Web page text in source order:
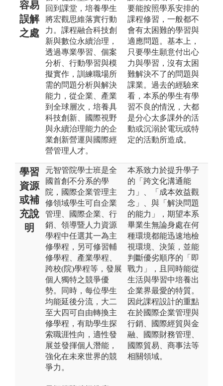
容易
誤解
之處
回到課堂，培養學生
將宏觀思維落實行動
力。課程融合科技創
新與數位永續治理，
透過專業學習、個案
分析、行動學習與模
擬實作，訓練職場所
需的問題分析與解決
能力，從企業、產業
到全球層次，培養具
科技創新、國際視野
與永續治理能力的企
業創新營運與國際經
營管理人才。
要能按照學系安排的
課程修習，一般都不
會有太困難的學習與
適應問題。基本上，
只要學生願意付出心
力與學習，沒有太困
難解決不了的問題與
課業。過去的經驗來
看，本系的學生有學
習不良的情況，大都
是分心太多課外的活
動或沉溺於電玩或特
定的活動所造成。
學習
資源
或補
充說
明
元智管院學士班是全
國首創不分系的學
院，國際企業管理主
修領域學生可自企業
管理、國際企業、行
銷、領導暨人力資源
學程中任選其一為主
修學程，另可修習輔
修學程、產業學程、
跨校(院)學程等，發展
個人獨特之競爭優
勢。同時，每位學生
均能延後分流，大二
至大四可自由轉換主
修學程，有助學生探
索職涯性向，適性發
展並發揮個人潛能，
強化在未來世界的競
爭力。
本系致力於提升學子
的「跨文化溝通能
力」、「成本效益觀
念」、與「解決問題
的能力」，期望本系
畢業生無論身處在何
種環境都能迅速地檢
視環境、決策，並能
判斷優劣順序的「即
戰力」，且同時能從
生活與學習中培養出
企業界最愛的特質。
因此課程設計的重點
在於國際企業管理與
行銷、國際經貿與金
融、國際財務管理、
國際貿易、商事法等
相關領域。